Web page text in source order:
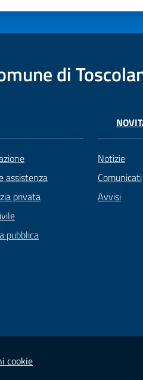
di
assistenza
privata
pubblica
Notizie
Comunicati
Avvisi
cookie